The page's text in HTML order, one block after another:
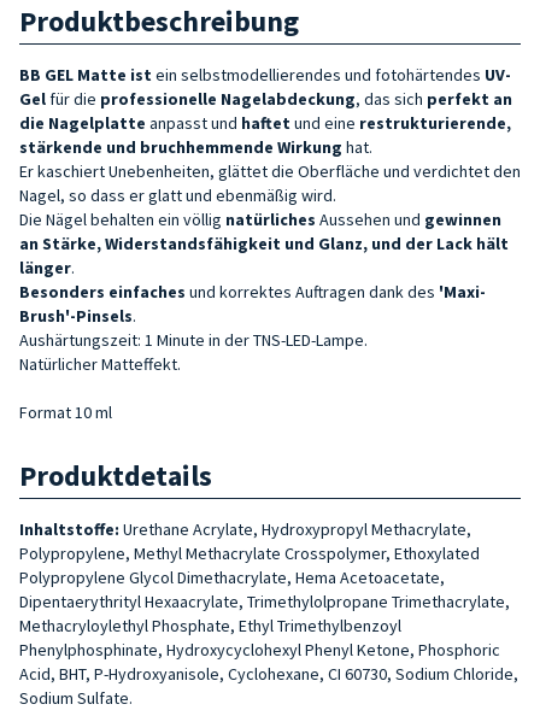
Produktbeschreibung
BB GEL Matte ist ein selbstmodellierendes und fotohärtendes UV-
Gel für die professionelle Nagelabdeckung, das sich perfekt an
die Nagelplatte anpasst und haftet und eine restrukturierende,
stärkende und bruchhemmende Wirkung hat.
Er kaschiert Unebenheiten, glättet die Oberfläche und verdichtet den
Nagel, so dass er glatt und ebenmäßig wird.
Die Nägel behalten ein völlig natürliches Aussehen und gewinnen
an Stärke, Widerstandsfähigkeit und Glanz, und der Lack hält
länger.
Besonders einfaches und korrektes Auftragen dank des 'Maxi-
Brush'-Pinsels.
Aushärtungszeit: 1 Minute in der TNS-LED-Lampe.
Natürlicher Matteffekt.
Format 10 ml
Produktdetails
Inhaltstoffe: Urethane Acrylate, Hydroxypropyl Methacrylate,
Polypropylene, Methyl Methacrylate Crosspolymer, Ethoxylated
Polypropylene Glycol Dimethacrylate, Hema Acetoacetate,
Dipentaerythrityl Hexaacrylate, Trimethylolpropane Trimethacrylate,
Methacryloylethyl Phosphate, Ethyl Trimethylbenzoyl
Phenylphosphinate, Hydroxycyclohexyl Phenyl Ketone, Phosphoric
Acid, BHT, P-Hydroxyanisole, Cyclohexane, CI 60730, Sodium Chloride,
Sodium Sulfate.